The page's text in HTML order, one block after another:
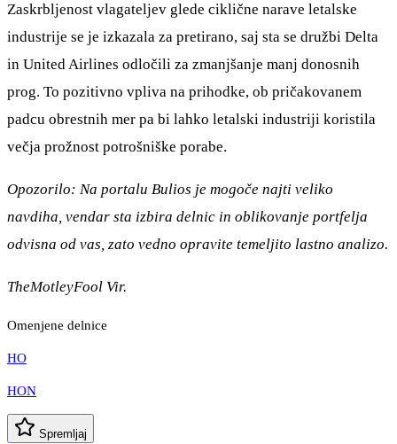
Zaskrbljenost vlagateljev glede ciklične narave letalske
industrije se je izkazala za pretirano, saj sta se družbi Delta
in United Airlines odločili za zmanjšanje manj donosnih
prog. To pozitivno vpliva na prihodke, ob pričakovanem
padcu obrestnih mer pa bi lahko letalski industriji koristila
večja prožnost potrošniške porabe.
Opozorilo: Na portalu Bulios je mogoče najti veliko
navdiha, vendar sta izbira delnic in oblikovanje portfelja
odvisna od vas, zato vedno opravite temeljito lastno analizo.
TheMotleyFool Vir.
Omenjene delnice
HO
HON
Spremljaj